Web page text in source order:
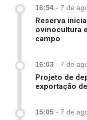
16:54 - 7 de
Reserva
ovinocultura
campo
16:03 - 7 de
Projeto de
exportação
15:05 - 7 de